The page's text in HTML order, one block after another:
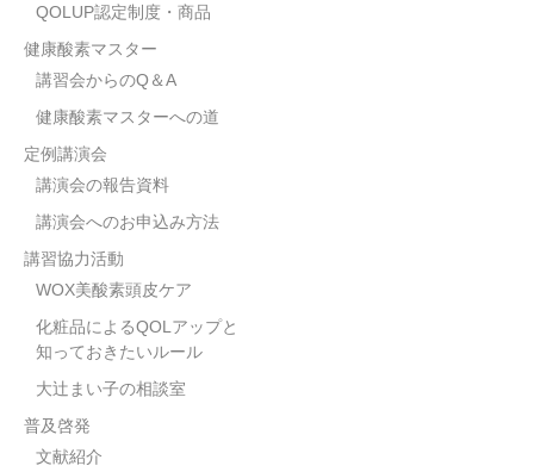
QOLUP認定制度・商品
健康酸素マスター
講習会からのQ＆A
健康酸素マスターへの道
定例講演会
講演会の報告資料
講演会へのお申込み方法
講習協力活動
WOX美酸素頭皮ケア
化粧品によるQOLアップと
知っておきたいルール
大辻まい子の相談室
普及啓発
文献紹介